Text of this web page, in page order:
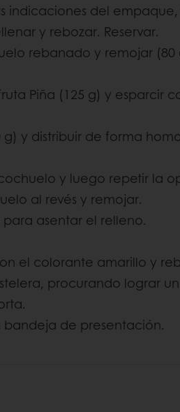
indicaciones del
y rebozar. Reservar.
rebanado y remojar
Piña (125 g) y esparcir
y distribuir de forma
y luego repetir la
al revés y remojar.
asentar el relleno.
el colorante amarillo y
procurando lograr
de presentación.